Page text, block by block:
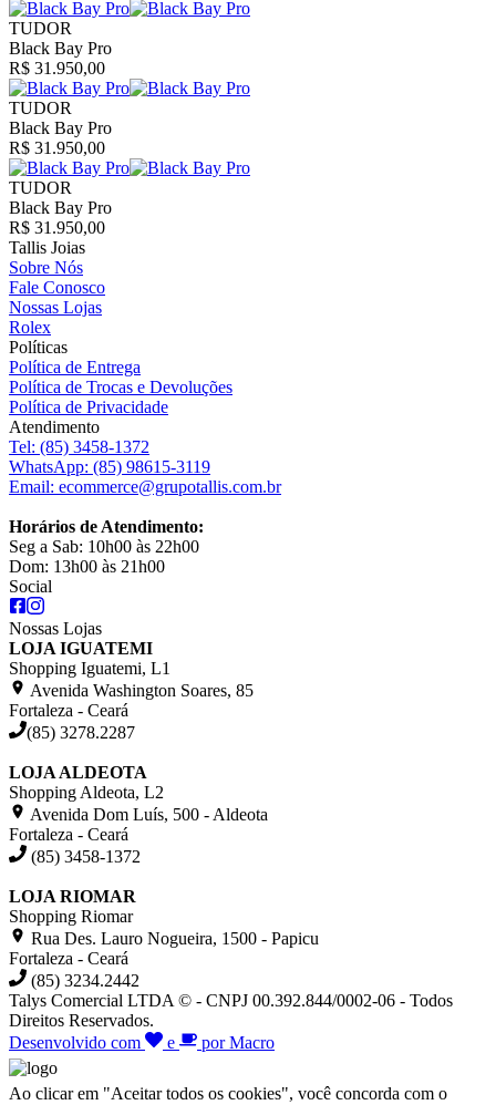
TUDOR
Black Bay Pro
R$ 31.950,00
TUDOR
Black Bay Pro
R$ 31.950,00
TUDOR
Black Bay Pro
R$ 31.950,00
Tallis Joias
Sobre Nós
Fale Conosco
Nossas Lojas
Rolex
Políticas
Política de Entrega
Política de Trocas e Devoluções
Política de Privacidade
Atendimento
Tel: (85) 3458-1372
WhatsApp: (85) 98615-3119
Email: ecommerce@grupotallis.com.br
Horários de Atendimento:
Seg a Sab: 10h00 às 22h00
Dom: 13h00 às 21h00
Social
Nossas Lojas
LOJA IGUATEMI
Shopping Iguatemi, L1
Avenida Washington Soares, 85
Fortaleza - Ceará
(85) 3278.2287
LOJA ALDEOTA
Shopping Aldeota, L2
Avenida Dom Luís, 500 - Aldeota
Fortaleza - Ceará
(85) 3458-1372
LOJA RIOMAR
Shopping Riomar
Rua Des. Lauro Nogueira, 1500 - Papicu
Fortaleza - Ceará
(85) 3234.2442
Talys Comercial LTDA © - CNPJ 00.392.844/0002-06 - Todos
Direitos Reservados.
Desenvolvido com
e por Macro
Ao clicar em "Aceitar todos os cookies", você concorda com o